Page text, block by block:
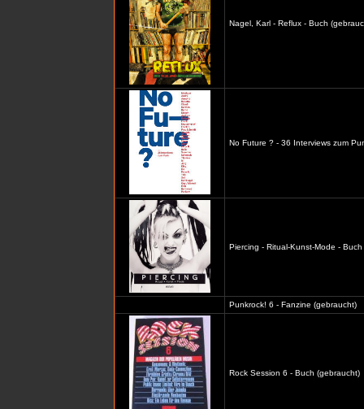
Nagel, Karl - Reflux - Buch
No Future ? - 36 Interviews zum
Piercing - Ritual-Kunst-Mode -
Punkrock! 6 - Fanzine (gebraucht)
Rock Session 6 - Buch (gebraucht)